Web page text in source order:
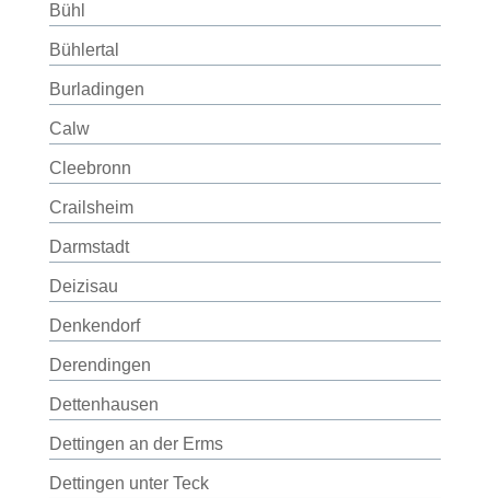
Bühl
Bühlertal
Burladingen
Calw
Cleebronn
Crailsheim
Darmstadt
Deizisau
Denkendorf
Derendingen
Dettenhausen
Dettingen an der Erms
Dettingen unter Teck